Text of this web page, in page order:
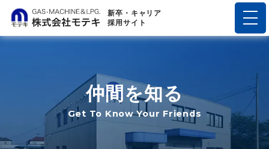
新卒・キャリア
採用サイト
仲間を知る
Get To Know Your Friends